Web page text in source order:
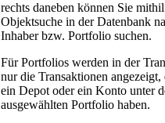
rechts daneben können Sie
Objektsuche in der Datenbank
Inhaber bzw. Portfolio suchen.
Für Portfolios werden in der
nur die Transaktionen angezeigt,
ein Depot oder ein Konto unter
ausgewählten Portfolio haben.